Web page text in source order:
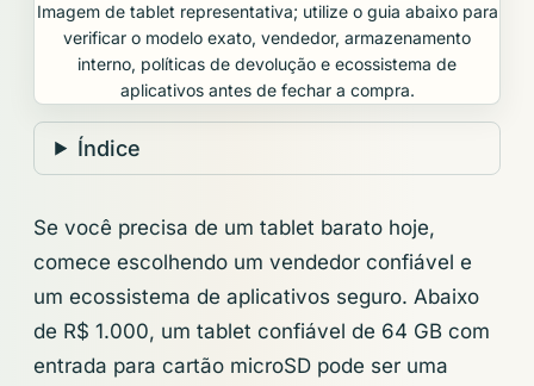
Imagem de tablet representativa; utilize o guia abaixo para
verificar o modelo exato, vendedor, armazenamento
interno, políticas de devolução e ecossistema de
aplicativos antes de fechar a compra.
Índice
Se você precisa de um tablet barato hoje,
comece escolhendo um vendedor confiável e
um ecossistema de aplicativos seguro. Abaixo
de R$ 1.000, um tablet confiável de 64 GB com
entrada para cartão microSD pode ser uma